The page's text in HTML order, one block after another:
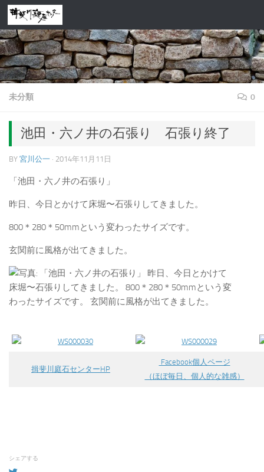
コンテンツへスキップ
未分類 0
池田・六ノ井の石張り 石張り終了
BY 宮川公一 · 2014年11月11日
「池田・六ノ井の石張り」
昨日、今日とかけて床堀〜石張りしてきました。
800＊280＊50mmという変わったサイズです。
玄関前に風格が出てきました。
揖斐川庭石センターHP
Facebook個人ページ
（ほぼ毎日、個人的な雑感）
シェアする